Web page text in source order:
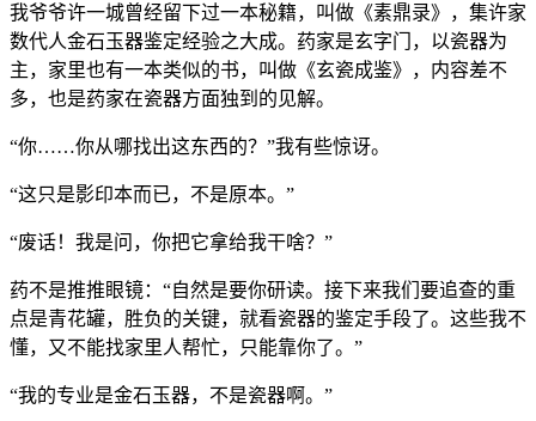
我爷爷许一城曾经留下过一本秘籍，叫做《素鼎录》，集许家
数代人金石玉器鉴定经验之大成。药家是玄字门，以瓷器为
主，家里也有一本类似的书，叫做《玄瓷成鉴》，内容差不
多，也是药家在瓷器方面独到的见解。
“你……你从哪找出这东西的？”我有些惊讶。
“这只是影印本而已，不是原本。”
“废话！我是问，你把它拿给我干啥？”
药不是推推眼镜：“自然是要你研读。接下来我们要追查的重
点是青花罐，胜负的关键，就看瓷器的鉴定手段了。这些我不
懂，又不能找家里人帮忙，只能靠你了。”
“我的专业是金石玉器，不是瓷器啊。”